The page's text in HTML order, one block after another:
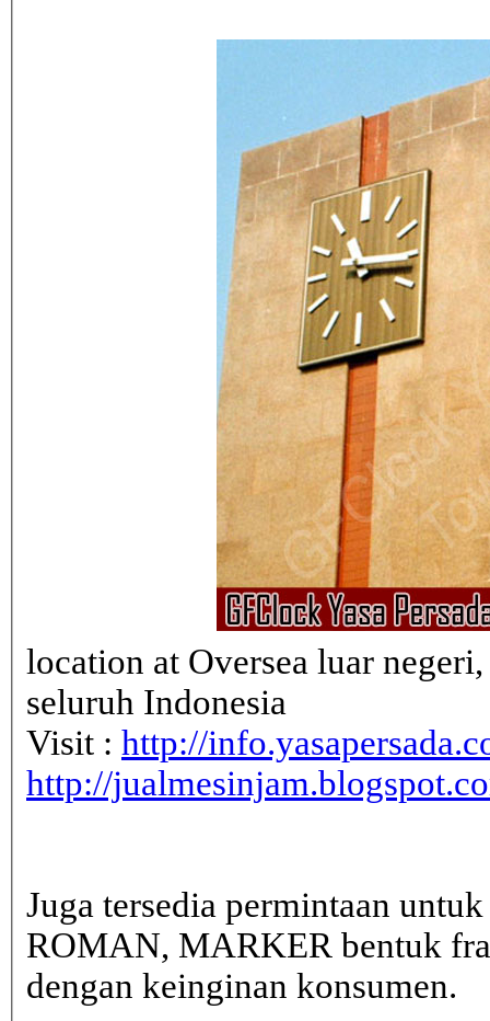
location at Oversea luar
seluruh Indonesia
Visit : http://
http://
Juga tersedia permintaan
ROMAN, MARKER bentuk
dengan keinginan konsumen.